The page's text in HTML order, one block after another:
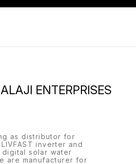
ENTERPRISES
as distributor for
inverter and
solar water
are manufacturer for